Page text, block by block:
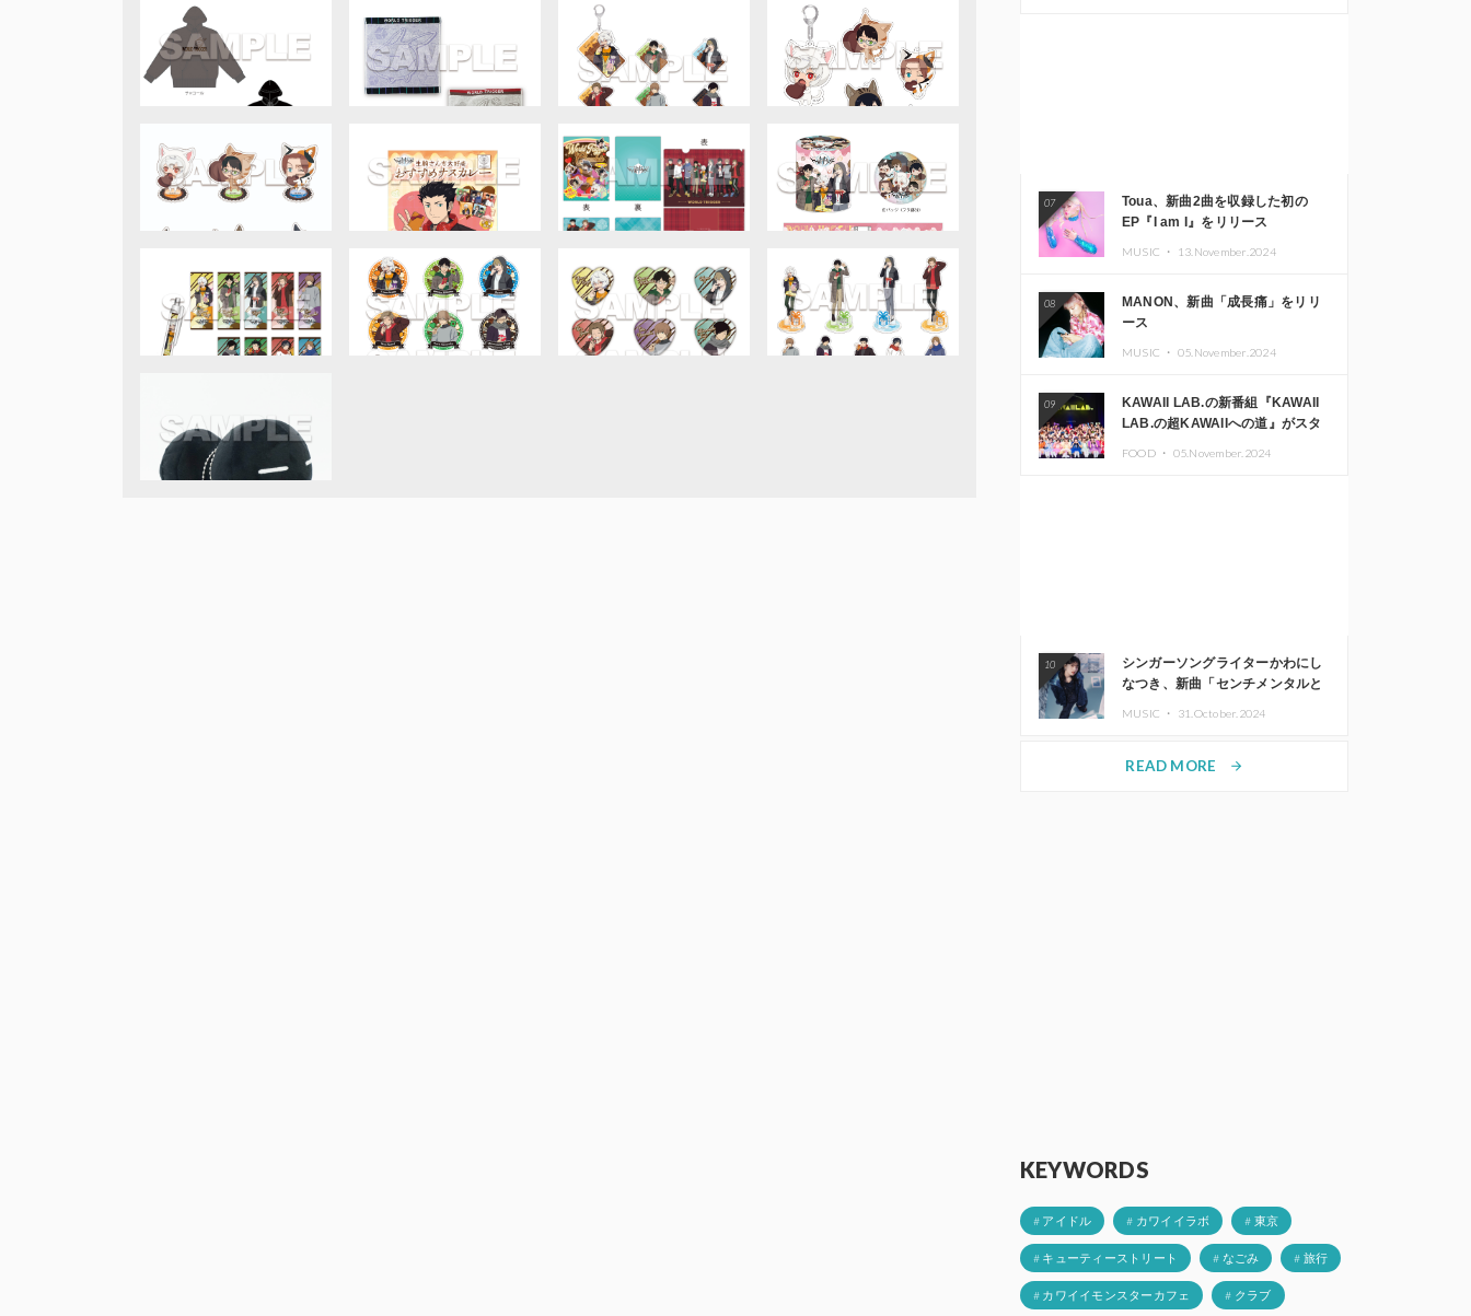
07
Toua、新曲2曲を収録した初の
EP『I am I』をリリース
MUSIC ・ 13.November.2024
08
MANON、新曲「成長痛」をリリ
ース
MUSIC ・ 05.November.2024
09
KAWAII LAB.の新番組『KAWAII
LAB.の超KAWAIIへの道』がスタ
FOOD ・ 05.November.2024
10
シンガーソングライターかわにし
なつき、新曲「センチメンタルと
MUSIC ・ 31.October.2024
READ MORE arrow_forward
KEYWORDS
# アイドル # カワイイラボ # 東京
# キューティーストリート # なごみ # 旅行
# カワイイモンスターカフェ # クラブ